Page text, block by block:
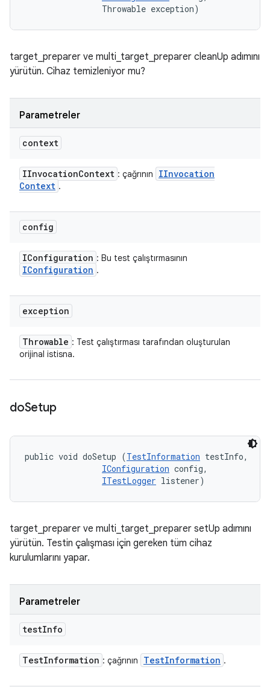
                Throwable exception)
target_preparer ve multi_target_preparer cleanUp adımını
yürütün. Cihaz temizleniyor mu?
Parametreler
context
IInvocationContext : çağrının
IInvocation
Context .
config
IConfiguration : Bu test çalıştırmasının
IConfiguration .
exception
Throwable : Test çalıştırması tarafından oluşturulan
orijinal istisna.
doSetup
public void doSetup (TestInformation testInfo,
IConfiguration config,
ITestLogger listener)
target_preparer ve multi_target_preparer setUp adımını
yürütün. Testin çalışması için gereken tüm cihaz
kurulumlarını yapar.
Parametreler
testInfo
TestInformation : çağrının TestInformation .